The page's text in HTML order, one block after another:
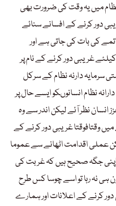
میں یہ وقت کی ضرورت بھی
دور کرنے کے افسانے سنائے
کی بات کی جاتی ہے اور
غریبی دور کرنے کے نام پر
سرمایہ دارنہ نظام کے سرکل
نظام انسانوںکو ایسے حال پر
انسان نظر آئے لیکن اندر سے وہ
وقتافوقتا غریبی دور کرنے کے
عملی اقدامت اٹھانے سے عموما
اپنی جگہ صحیح ہیں کہ غربت کی
نہ رہا تو اسے چوسا کس طرح
دور کرنے کے اعلانات اور ہمارے